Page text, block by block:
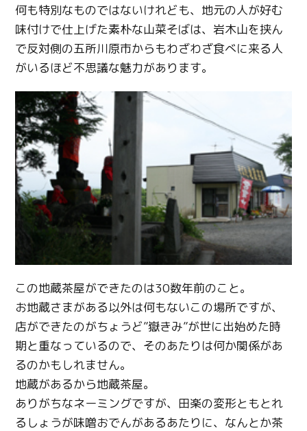
何も特別なものではないけれども、地元の人が好む
味付けで仕上げた素朴な山菜そばは、岩木山を挟ん
で反対側の五所川原市からもわざわざ食べに来る人
がいるほど不思議な魅力があります。
この地蔵茶屋ができたのは30数年前のこと。
お地蔵さまがある以外は何もないこの場所ですが、
店ができたのがちょうど”嶽きみ”が世に出始めた時
期と重なっているので、そのあたりは何か関係があ
るのかもしれません。
地蔵があるから地蔵茶屋。
ありがちなネーミングですが、田楽の変形ともとれ
るしょうが味噌おでんがあるあたりに、なんとか茶